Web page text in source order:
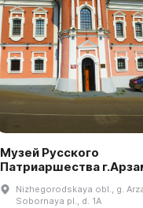
Музей Русского
Патриаршества
Nizhegorodskaya obl., g.
Sobornaya pl., d. 1A